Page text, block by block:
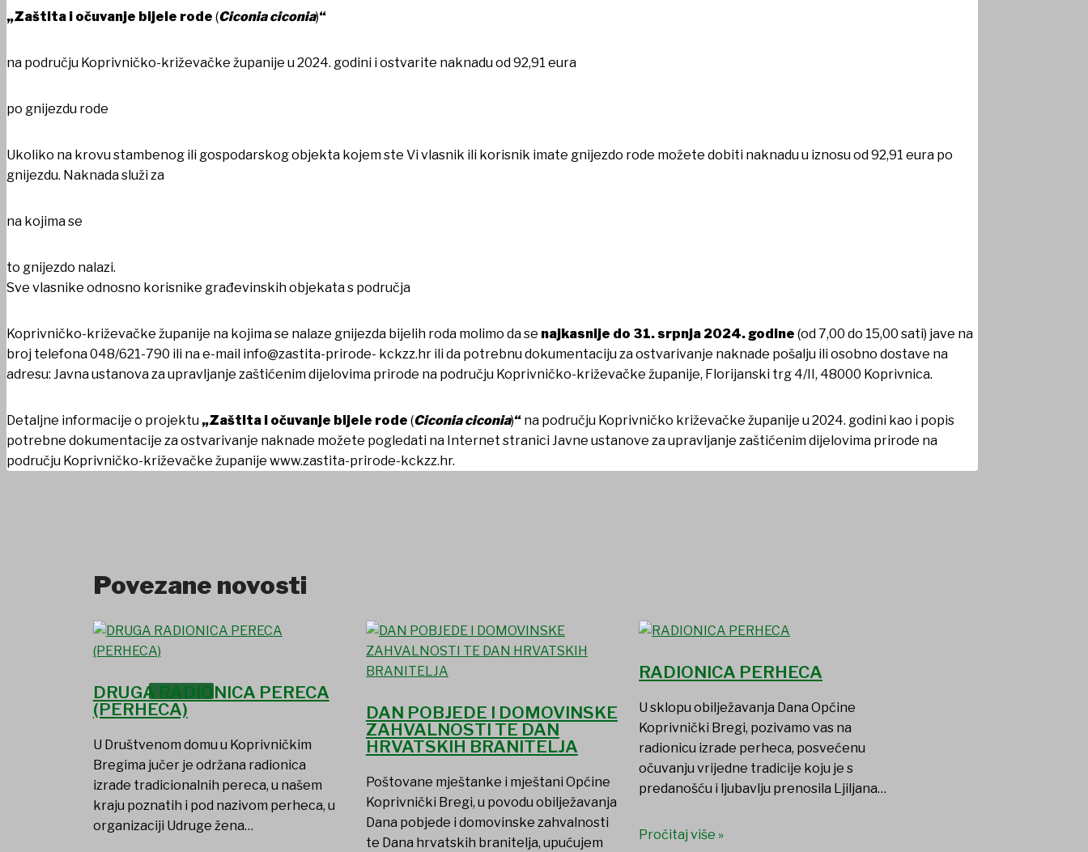
USTANOVE
„Zaštita i očuvanje bijele rode (Ciconia ciconia)“
na području Koprivničko-križevačke županije u 2024. godini i ostvarite naknadu od 92,91 eura
po gnijezdu rode
Ukoliko na krovu stambenog ili gospodarskog objekta kojem ste Vi vlasnik ili korisnik imate gnijezdo rode možete dobiti naknadu u iznosu od 92,91 eura po
gnijezdu. Naknada služi za
na kojima se
to gnijezdo nalazi.
Sve vlasnike odnosno korisnike građevinskih objekata s područja
Koprivničko-križevačke županije na kojima se nalaze gnijezda bijelih roda molimo da se najkasnije do 31. srpnja 2024. godine (od 7,00 do 15,00 sati) jave na
broj telefona 048/621-790 ili na e-mail info@zastita-prirode- kckzz.hr ili da potrebnu dokumentaciju za ostvarivanje naknade pošalju ili osobno dostave na
adresu: Javna ustanova za upravljanje zaštićenim dijelovima prirode na području Koprivničko-križevačke županije, Florijanski trg 4/II, 48000 Koprivnica.
Detaljne informacije o projektu „Zaštita i očuvanje bijele rode (Ciconia ciconia)“ na području Koprivničko križevačke županije u 2024. godini kao i popis
potrebne dokumentacije za ostvarivanje naknade možete pogledati na Internet stranici Javne ustanove za upravljanje zaštićenim dijelovima prirode na
području Koprivničko-križevačke županije www.zastita-prirode-kckzz.hr.
Povezane novosti
DRUGA RADIONICA PERECA
(PERHECA)
U Društvenom domu u Koprivničkim
Bregima jučer je održana radionica
izrade tradicionalnih pereca, u našem
kraju poznatih i pod nazivom perheca, u
organizaciji Udruge žena…
DAN POBJEDE I DOMOVINSKE
ZAHVALNOSTI TE DAN
HRVATSKIH BRANITELJA
Poštovane mještanke i mještani Općine
Koprivnički Bregi, u povodu obilježavanja
Dana pobjede i domovinske zahvalnosti
te Dana hrvatskih branitelja, upućujem
RADIONICA PERHECA
U sklopu obilježavanja Dana Općine
Koprivnički Bregi, pozivamo vas na
radionicu izrade perheca, posvećenu
očuvanju vrijedne tradicije koju je s
predanošću i ljubavlju prenosila Ljiljana…
Pročitaj više »